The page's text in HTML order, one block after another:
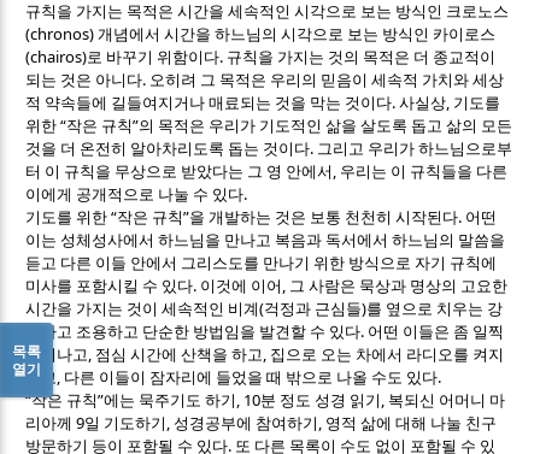
규칙을 가지는 목적은 시간을 세속적인 시각으로 보는 방식인 크로노스
(chronos)개념에서 시간을 하느님의 시각으로 보는 방식인 카이로스
(chairos)로 바꾸기 위함이다. 규칙을 가지는 것의 목적은 더 종교적이
되는 것은 아니다. 오히려 그 목적은 우리의 믿음이 세속적 가치와 세상
적 약속들에 길들여지거나 매료되는 것을 막는 것이다.사실상, 기도를
위한“작은 규칙”의 목적은 우리가 기도적인 삶을 살도록 돕고 삶의 모든
것을 더 온전히 알아차리도록 돕는 것이다. 그리고 우리가 하느님으로부
터 이 규칙을 무상으로 받았다는 그 영 안에서 , 우리는 이 규칙들을 다른
이에게 공개적으로 나눌 수 있다.
기도를 위한“작은 규칙”을 개발하는 것은 보통 천천히 시작된다. 어떤
이는 성체성사에서 하느님을 만나고 복음과 독서에서 하느님의 말씀을
듣고 다른 이들 안에서 그리스도를 만나기 위한 방식으로 자기 규칙에
미사를 포함시킬 수 있다. 이것에 이어 , 그 사람은 묵상과 명상의 고요한
시간을 가지는 것이 세속적인 비계(걱정과 근심들)를 옆으로 치우는 강
력하고 조용하고 단순한 방법임을 발견할 수 있다. 어떤 이들은 좀 일찍
일어나고 , 점심 시간에 산책을 하고 , 집으로 오는 차에서 라디오를 켜지
않고 , 다른 이들이 잠자리에 들었을 때 밖으로 나올 수도 있다.
“작은 규칙”에는 묵주기도 하기 , 10분 정도 성경 읽기 , 복되신 어머니 마
리아께9일 기도하기 , 성경공부에 참여하기 , 영적 삶에 대해 나눌 친구
방문하기 등이 포함될 수 있다. 또 다른 목록이 수도 없이 포함될 수 있
목록
열기